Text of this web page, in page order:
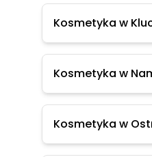
Kosmetyka w
Kosmetyka w
Kosmetyka w